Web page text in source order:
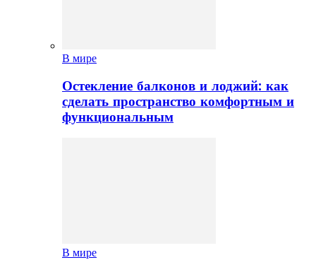
В мире
Остекление балконов и лоджий: как
сделать пространство комфортным и
функциональным
В мире